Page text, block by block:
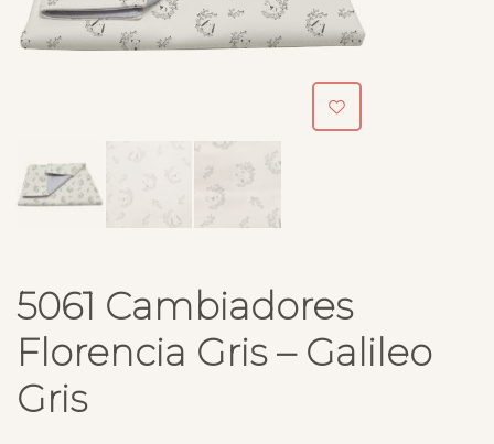
5061 Cambiadores
Florencia Gris – Galileo
Gris